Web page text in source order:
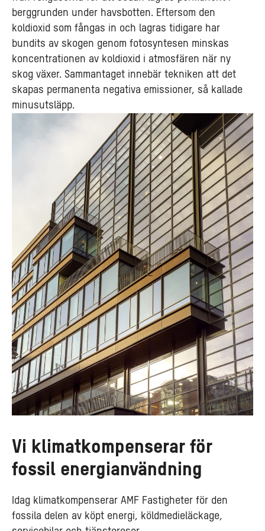
berggrunden under havsbotten. Eftersom den
koldioxid som fångas in och lagras tidigare har
bundits av skogen genom fotosyntesen minskas
koncentrationen av koldioxid i atmosfären när ny
skog växer. Sammantaget innebär tekniken att det
skapas permanenta negativa emissioner, så kallade
minusutsläpp.
Vi klimatkompenserar för
fossil energianvändning
Idag klimatkompenserar AMF Fastigheter för den
fossila delen av köpt energi, köldmedieläckage,